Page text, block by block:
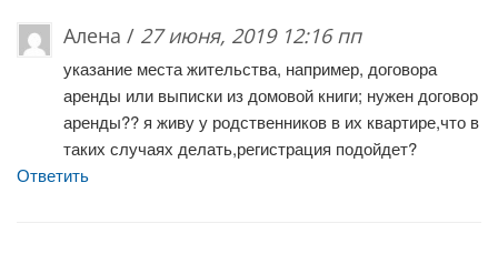
Алена / 27 июня, 2019 12:16 пп
указание места жительства, например, договора
аренды или выписки из домовой книги; нужен договор
аренды?? я живу у родственников в их квартире,что в
таких случаях делать,регистрация подойдет?
Ответить